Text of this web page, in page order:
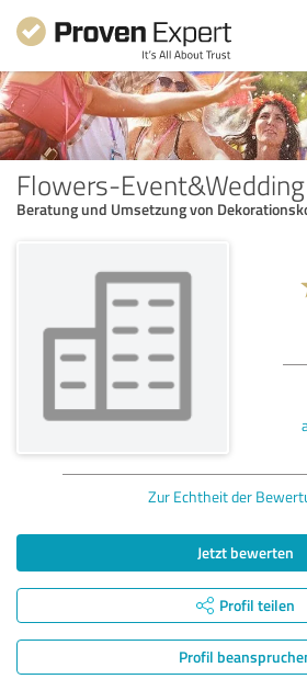
Flowers-
Beratung und Umsetzung von
Zur Echtheit der
Jetzt bewerten
Profil teilen
Profil